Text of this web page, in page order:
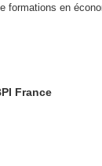
formations en
France